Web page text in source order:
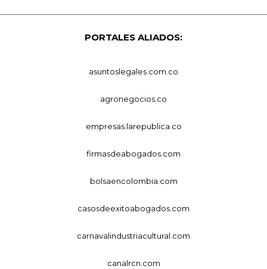
PORTALES ALIADOS:
asuntoslegales.com.co
agronegocios.co
empresas.larepublica.co
firmasdeabogados.com
bolsaencolombia.com
casosdeexitoabogados.com
carnavalindustriacultural.com
canalrcn.com